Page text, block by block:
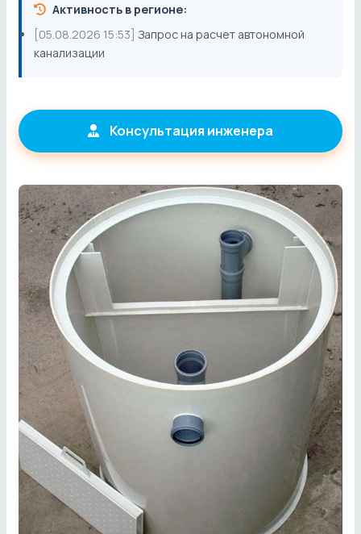
Активность в регионе:
[05.08.2026 15:53] Запрос на расчет автономной
канализации
Консультация инженера